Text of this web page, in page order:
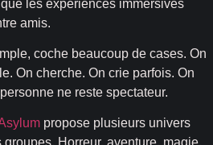
les expériences immersives
amis.
coche beaucoup de cases. On
On cherche. On crie parfois. On
ne reste spectateur.
propose plusieurs univers